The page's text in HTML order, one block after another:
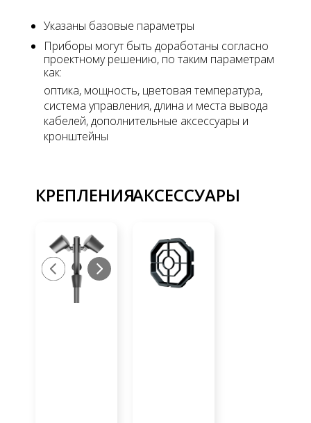
Указаны базовые параметры
Приборы могут быть доработаны согласно
проектному решению, по таким параметрам
как:
оптика, мощность, цветовая температура,
система управления, длина и места вывода
кабелей, дополнительные аксессуары и
кронштейны
КРЕПЛЕНИЯАКСЕССУАРЫ